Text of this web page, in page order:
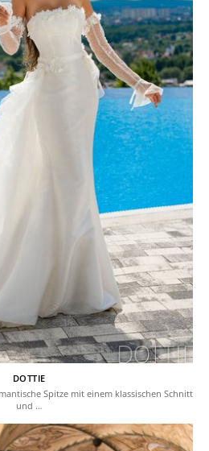
DOTTIE
Spitze mit einem klassischen Schnitt
und …